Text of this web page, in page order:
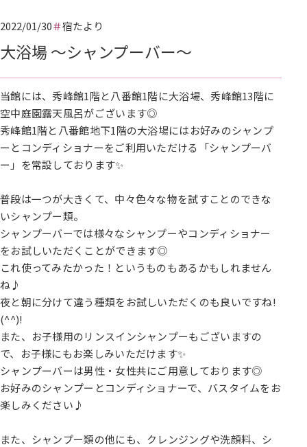
2022/01/30 宿たより
大浴場 ～シャンプーバー～
当館には、秀峰館1階と八番館1階に大浴場、秀峰館13階に
空中庭園露天風呂がございます◎
秀峰館1階と八番館地下1階の大浴場にはお好みのシャンプ
ーとコンディショナーをご利用いただける「シャンプーバ
ー」を常設しております✨
普段は一つが大きくて、中々色々な物を試すことのできな
いシャンプー類。
シャンプーバーでは様々なシャンプーやコンディショナー
をお試しいただくことができます◎
これ使ってみたかった！というものもあるかもしれません
ね♪
夜と朝に分けて違う種類をお試しいただくのも良いですね!
(^^)!
また、お子様用のリンスインシャンプーもございますの
で、お子様にもお楽しみいただけます✨
シャンプーバーは男性・女性共にご用意しております◎
お好みのシャンプーとコンディショナーで、バスタイムをお
楽しみください♪
また、シャンプー類の他にも、クレンジングや洗顔料、シ